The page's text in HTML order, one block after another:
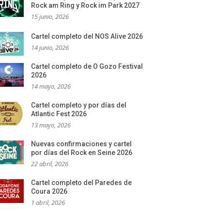
Rock am Ring y Rock im Park 2027
15 junio, 2026
Cartel completo del NOS Alive 2026
14 junio, 2026
Cartel completo de O Gozo Festival
2026
14 mayo, 2026
Cartel completo y por días del
Atlantic Fest 2026
13 mayo, 2026
Nuevas confirmaciones y cartel
por días del Rock en Seine 2026
22 abril, 2026
Cartel completo del Paredes de
Coura 2026
1 abril, 2026